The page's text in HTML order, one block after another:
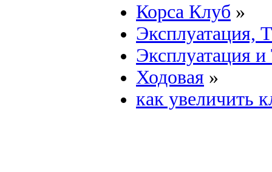
Корса Клуб »
Эксплуатация,
Эксплуатация
Ходовая »
как увеличить